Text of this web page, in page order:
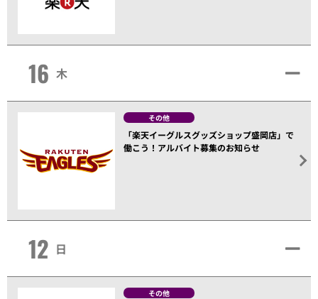
16 木
その他
「楽天イーグルスグッズショップ盛岡店」で
働こう！アルバイト募集のお知らせ
12 日
その他